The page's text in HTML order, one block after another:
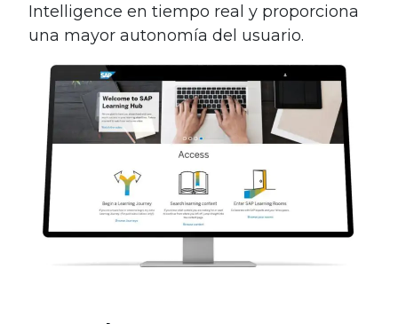
Intelligence en tiempo real y proporciona
una mayor autonomía del usuario.